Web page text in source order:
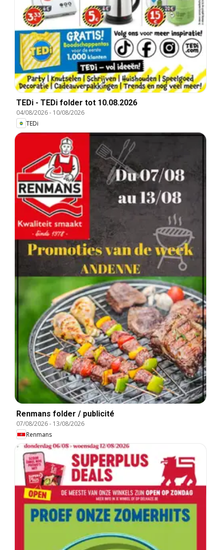
TEDi - TEDi folder tot 10.08.2026
04/08/2026- 10/08/2026
TEDi
Renmans folder / publicité
07/08/2026- 13/08/2026
Renmans